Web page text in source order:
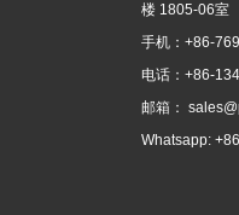
楼 1805-06室
手机：+86-
电话：+86-
邮箱：
Whatsapp: